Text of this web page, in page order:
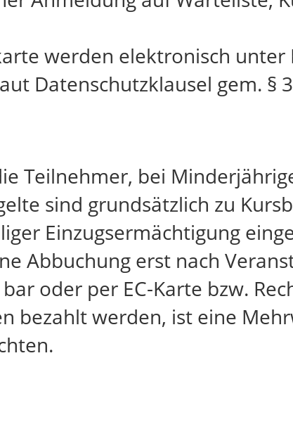
werden elektronisch unter
Datenschutzklausel gem. §
Teilnehmer, bei
sind grundsätzlich zu
Einzugsermächtigung
Abbuchung erst nach
oder per EC-Karte bzw.
bezahlt werden, ist eine